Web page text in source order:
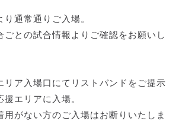
り通常通りご入場。
との試合情報よりご確認をお願いし
リア入場口にてリストバンドをご提示
エリアに入場。
がない方のご入場はお断りいたしま